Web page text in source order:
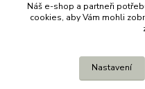
Náš e-shop a partneři
cookies, aby Vám mohli
Nastavení